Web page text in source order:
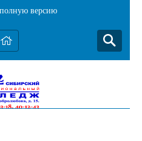
версию